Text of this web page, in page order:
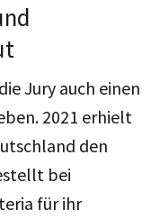
Jury auch einen
2021 erhielt
den
bei
für ihr